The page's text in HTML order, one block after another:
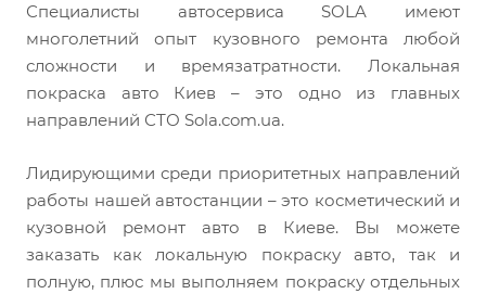
Специалисты автосервиса SOLA имеют
многолетний опыт кузовного ремонта любой
сложности и времязатратности. Локальная
покраска авто Киев – это одно из главных
направлений СТО Sola.com.ua.
Лидирующими среди приоритетных направлений
работы нашей автостанции – это косметический и
кузовной ремонт авто в Киеве. Вы можете
заказать как локальную покраску авто, так и
полную, плюс мы выполняем покраску отдельных